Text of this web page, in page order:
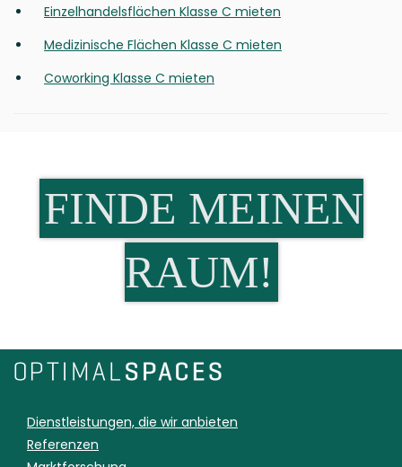
Einzelhandelsflächen Klasse C mieten
Medizinische Flächen Klasse C mieten
Coworking Klasse C mieten
FINDE MEINEN
RAUM!
Dienstleistungen, die wir anbieten
Referenzen